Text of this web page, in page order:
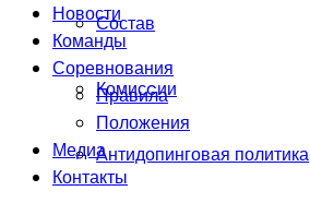
Состав
Комисcии
Антидопинговая политика
Новости
Команды
Соревнования
Правила
Положения
Медиа
Контакты